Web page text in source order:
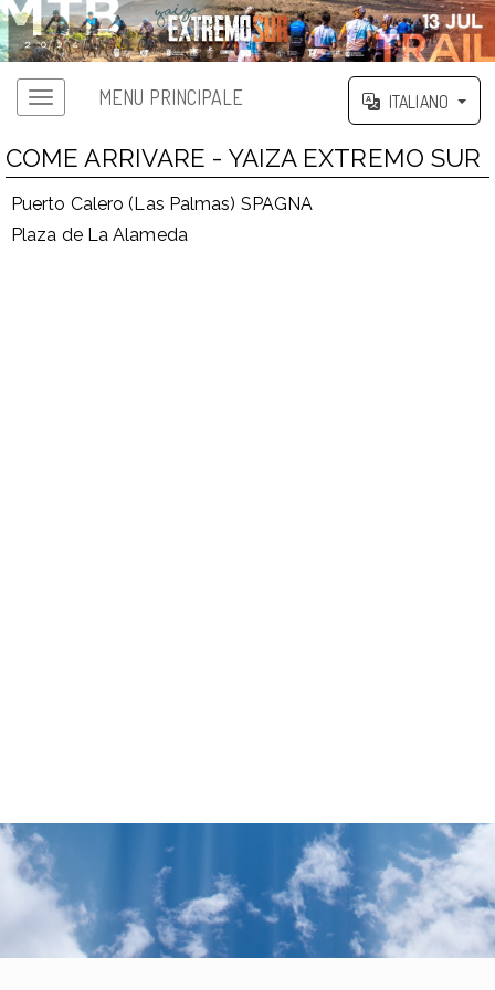
MENU PRINCIPALE ITALIANO
COME ARRIVARE - YAIZA EXTREMO SUR
Puerto Calero (Las Palmas) SPAGNA
Plaza de La Alameda